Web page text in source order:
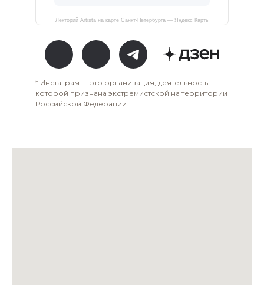
* Инстаграм — это организация, деятельность
которой признана экстремистской на территории
Российской Федерации
Лекторий Artista на карте Санкт-Петербурга — Яндекс Карты